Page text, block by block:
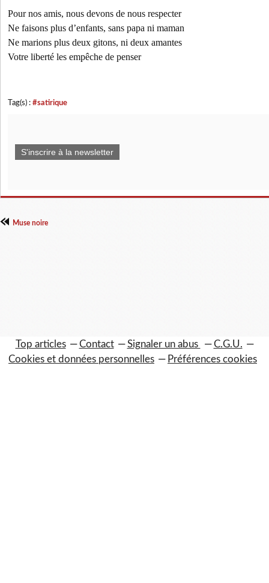
Pour nos amis, nous devons de nous respecter
Ne faisons plus d’enfants, sans papa ni maman
Ne marions plus deux gitons, ni deux amantes
Votre liberté les empêche de penser
Tag(s) : #satirique
S'inscrire à la newsletter
Muse noire
Top articles Contact Signaler un abus
C.G.U.
Cookies et données personnelles
Préférences cookies